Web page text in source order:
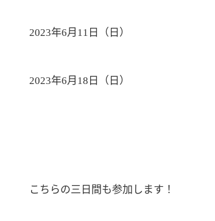
2023年6月 11 日（日）
2023年6月 18 日（日）
こちらの三日間も参加します！